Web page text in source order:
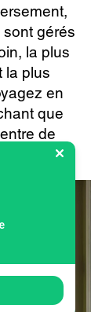
gérés
la plus
la plus
en
que
de
étape.